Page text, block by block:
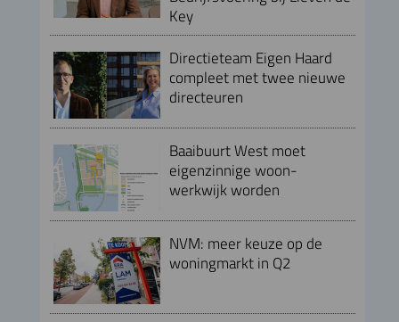
Key
Directieteam Eigen Haard
compleet met twee nieuwe
directeuren
Baaibuurt West moet
eigenzinnige woon-
werkwijk worden
NVM: meer keuze op de
woningmarkt in Q2